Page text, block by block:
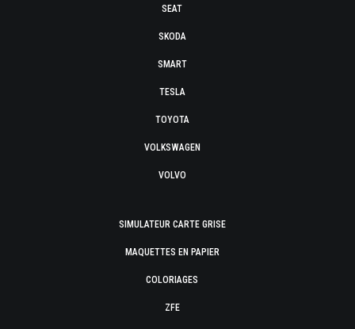
SEAT
SKODA
SMART
TESLA
TOYOTA
VOLKSWAGEN
VOLVO
SIMULATEUR CARTE GRISE
MAQUETTES EN PAPIER
COLORIAGES
ZFE